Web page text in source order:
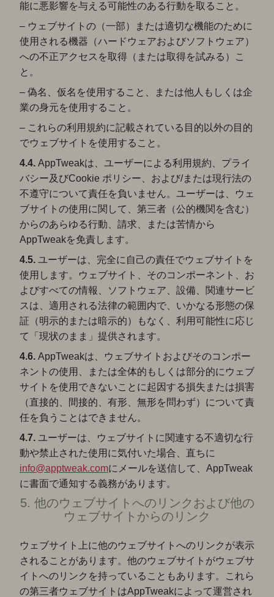
能に悪影響を与える可能性のある行動を取ること。
– ウェブサイトの（一部）または適切な機能のために
使用される機器（ハードウェアおよびソフトウェア）
への不正アクセスを取得（または取得を試みる）こ
と。
– 偽名、仮名を使用すること、または他人もしくは企
業の身元を使用すること。
– これらの利用規約に記載されている目的以外の目的
でウェブサイトを使用すること。
4.4. AppTweakは、ユーザーによる利用規約、プライ
バシー及びCookie ポリシー、および/または現行法の
不遵守について責任を負いません。ユーザーは、ウェ
ブサイトの使用に関して、第三者（公的機関を含む）
からのあらゆる行動、請求、または苦情から
AppTweakを免責します。
4.5. ユーザーは、完全に自己の責任でウェブサイトを
使用します。ウェブサイト、そのコンポーネント、お
よびすべての情報、ソフトウェア、設備、関連サービ
スは、適用される法律の範囲内で、いかなる形態の保
証（明示的または暗示的）もなく、利用可能性に応じ
て「現状のまま」提供されます。
4.6. AppTweakは、ウェブサイトおよびそのコンポー
ネントの使用、または全体的もしくは部分的にウェブ
サイトを使用できないことに起因する損失または損害
（直接的、間接的、有形、無形を問わず）について責
任を負うことはできません。
4.7. ユーザーは、ウェブサイトに関連する不適切な行
動や禁止された使用に気付いた場合、直ちに
info@apptweak.comにメールを送信して、AppTweak
に書面で通知する義務があります。
5. 他のウェブサイトへのリンクおよび他の
ウェブサイトからのリンク
ウェブサイト上に他のウェブサイトへのリンクが表示
されることがあります。他のウェブサイトがウェブサ
イトへのリンクを持っていることもあります。これら
の第三者ウェブサイトはAppTweakによって運営され